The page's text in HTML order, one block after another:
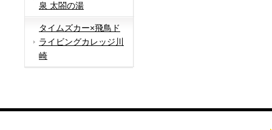
泉 太閤の湯
タイムズカー×飛鳥ド
ライビングカレッジ川
崎